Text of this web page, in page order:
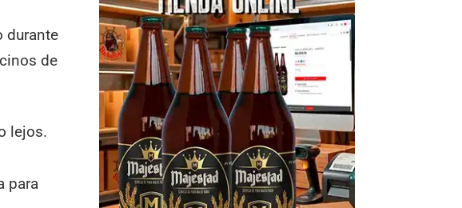
durante
de
lejos.
para